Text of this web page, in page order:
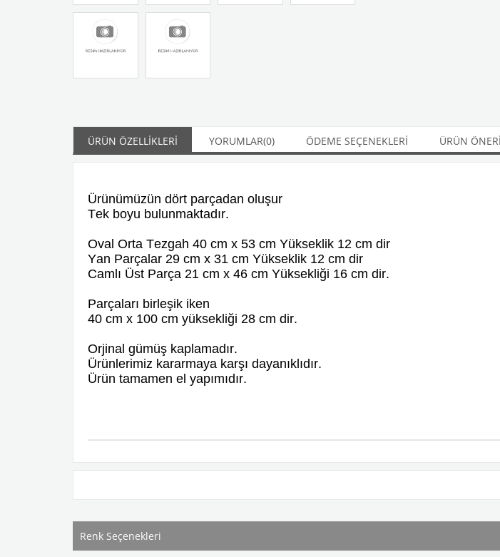
ÜRÜN ÖZELLIKLERI YORUMLAR(0) ÖDEME SEÇENEKLERI ÜRÜN
Ürünümüzün dört parçadan oluşur
Tek boyu bulunmaktadır.
Oval Orta Tezgah 40 cm x 53 cm Yükseklik 12 cm dir
Yan Parçalar 29 cm x 31 cm Yükseklik 12 cm dir
Camlı Üst Parça 21 cm x 46 cm Yüksekliği 16 cm dir.
Parçaları birleşik iken
40 cm x 100 cm yüksekliği 28 cm dir.
Orjinal gümüş kaplamadır.
Ürünlerimiz kararmaya karşı dayanıklıdır.
Ürün tamamen el yapımıdır.
Renk Seçenekleri